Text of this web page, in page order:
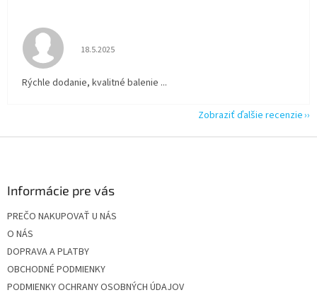
Hodnotenie obchodu je 5 z 5 hviezdičiek.
18.5.2025
Rýchle dodanie, kvalitné balenie ...
Zobraziť ďalšie recenzie
Informácie pre vás
PREČO NAKUPOVAŤ U NÁS
O NÁS
DOPRAVA A PLATBY
OBCHODNÉ PODMIENKY
PODMIENKY OCHRANY OSOBNÝCH ÚDAJOV